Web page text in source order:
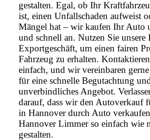
gestalten. Egal, ob Ihr
ist, einen Unfallschaden aufweist
Mängel hat – wir kaufen Ihr Auto
und schnell an. Nutzen Sie
Exportgeschäft, um einen fairen
Fahrzeug zu erhalten.
einfach, und wir vereinbaren
für eine schnelle Begutachtung
unverbindliches Angebot.
darauf, dass wir den Autoverkauf
in Hannover durch Auto
Hannover Limmer so einfach wie
gestalten.